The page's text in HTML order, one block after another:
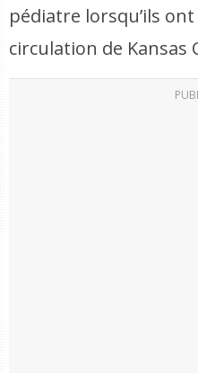
pédiatre lorsqu’ils
circulation de Kansas